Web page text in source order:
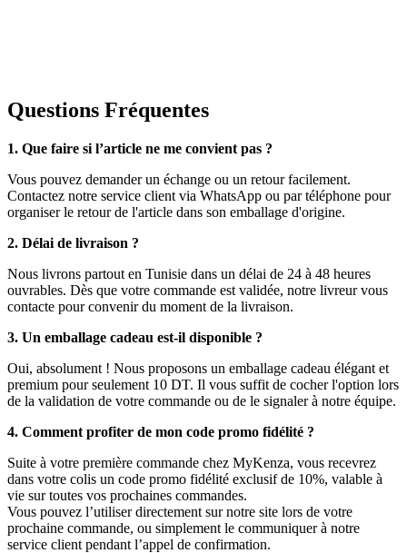
Questions Fréquentes
1. Que faire si l’article ne me convient pas ?
Vous pouvez demander un échange ou un retour facilement.
Contactez notre service client via WhatsApp ou par téléphone pour
organiser le retour de l'article dans son emballage d'origine.
2. Délai de livraison ?
Nous livrons partout en Tunisie dans un délai de 24 à 48 heures
ouvrables. Dès que votre commande est validée, notre livreur vous
contacte pour convenir du moment de la livraison.
3. Un emballage cadeau est-il disponible ?
Oui, absolument ! Nous proposons un emballage cadeau élégant et
premium pour seulement 10 DT. Il vous suffit de cocher l'option lors
de la validation de votre commande ou de le signaler à notre équipe.
4. Comment profiter de mon code promo fidélité ?
Suite à votre première commande chez MyKenza, vous recevrez
dans votre colis un code promo fidélité exclusif de 10%, valable à
vie sur toutes vos prochaines commandes.
Vous pouvez l’utiliser directement sur notre site lors de votre
prochaine commande, ou simplement le communiquer à notre
service client pendant l’appel de confirmation.